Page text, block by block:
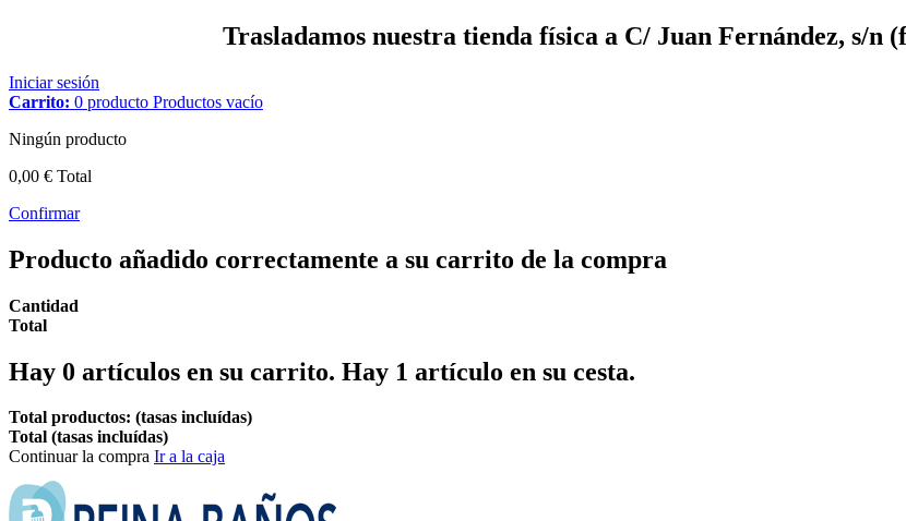
Trasladamos nuestra tienda física a C/ Juan Fernández, s/n
Iniciar sesión
Carrito: 0 producto Productos vacío
Ningún producto
0,00 € Total
Confirmar
Producto añadido correctamente a su carrito de la compra
Cantidad
Total
Hay 0 artículos en su carrito. Hay 1 artículo en su cesta.
Total productos: (tasas incluídas)
Total (tasas incluídas)
Continuar la compra Ir a la caja